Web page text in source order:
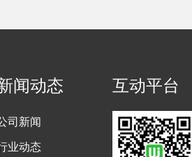
闻动态
司新闻
业动态
互动平台